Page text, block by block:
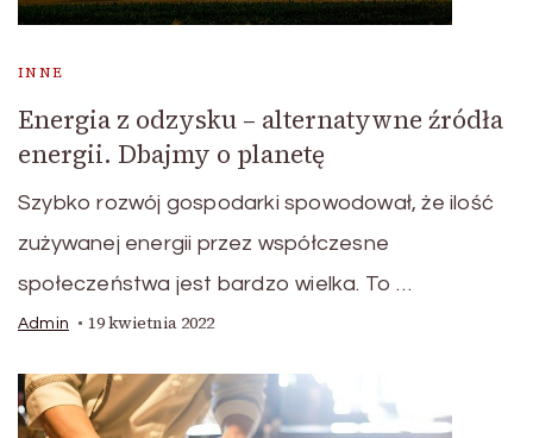
INNE
Energia z odzysku – alternatywne źródła
energii. Dbajmy o planetę
Szybko rozwój gospodarki spowodował, że ilość
zużywanej energii przez współczesne
społeczeństwa jest bardzo wielka. To …
Admin 19 kwietnia 2022